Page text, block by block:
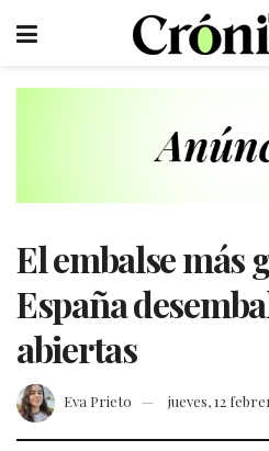
El embalse más
España
abiertas
Eva Prieto jueves, 12